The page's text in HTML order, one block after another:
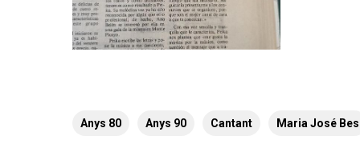
Anys 80 Anys 90 Cantant Maria José Bes